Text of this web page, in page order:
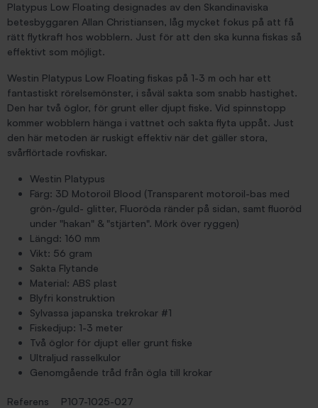
Platypus Low Floating designades av den Skandinaviska
betesbyggaren Allan Christiansen, låg mycket fokus på att få
rätt flytkraft hos wobblern. Just för att den ska kunna fiskas så
effektivt som möjligt.
Westin Platypus Low Floating fiskas på 1-3 m och har ett
fantastiskt rörelsemönster, i såväl sakta som snabb hastighet.
Den har två öglor, för grunt eller djupt fiske. Vid spinnstopp
kommer wobblern hänga i vattnet och sakta flyta uppåt. Just
den här metoden är ruskigt effektiv när det gäller stora,
svårflörtade rovfiskar.
Westin Platypus
Färg: 3D Motoroil Blood (Transparent motoroil-bas med
grön-/guld- glitter, Fluoröda ränder på sidan, samt fluoröd
under "hakan" & "stjärten". Mörk över ryggen)
Längd: 160 mm
Vikt: 56 gram
Sakta Flytande
Material: ABS plast
Blyfri konstruktion
Sylvassa japanska trekrokar #1
Fiskedjup: 1-3 meter
Två öglor för djupt eller grunt fiske
Ultraljud rasselkulor
Genomgående tråd från ögla till krokar
Referens
P107-1025-027